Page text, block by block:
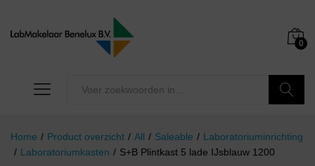
0
Home / Product overzicht / All / Saleable / Laboratoriuminrichting
/ Laboratoriumkasten / S+B Plintkast 5 lade IJsblauw 1200